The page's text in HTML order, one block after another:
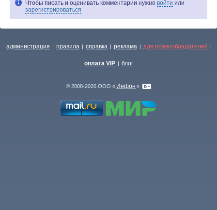
Чтобы писать и оценивать комментарии нужно войти или
зарегистрироваться
администрация | правила | справка | реклама | для правообладателей |
оплата VIP | блог
© 2008-2026 ООО « Инфон »